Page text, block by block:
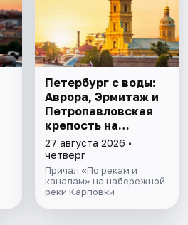
Петербург с воды:
Аврора, Эрмитаж и
Петропавловская
крепость на
теплоходе
27 августа 2026 •
четверг
Причал «По рекам и
каналам» на набережной
реки Карповки